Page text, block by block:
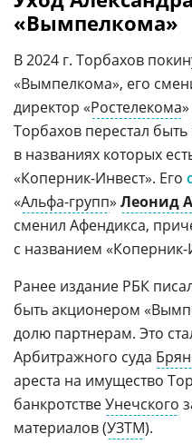
«Вымпелкома»
В 2024 г. Торбахов
«Вымпелкома», его
директор «Ростелекома»
Торбахов перестал
в названиях которых
«Коперник-Инвест». Его
«Альфа-групп» Леонид
сменил Афендикса,
с названием «Коперник-
Ранее издание РБК
быть акционером
долю партнерам. Это
Арбитражного суда
ареста на имущество
банкротствеУнечского
материалов (УЗТМ).